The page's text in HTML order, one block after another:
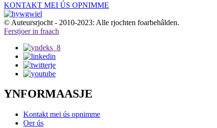
KONTAKT MEI ÚS OPNIMME
© Auteursrjocht - 2010-2023: Alle rjochten foarbehâlden.
Ferstjoer in fraach
YNFORMAASJE
Kontakt mei ús opnimme
Oer ús